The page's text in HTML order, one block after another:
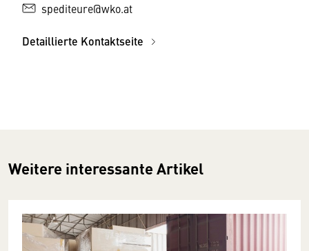
spediteure@wko.at
Detaillierte Kontaktseite
Weitere interessante Artikel